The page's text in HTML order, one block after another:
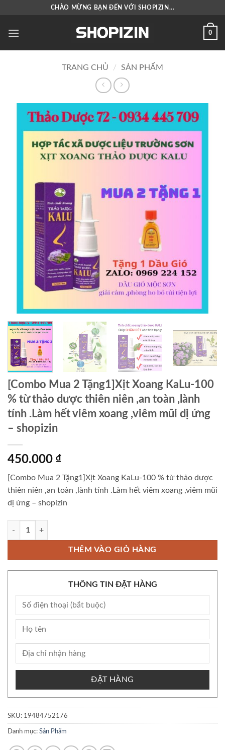
nội
CHÀO MỪNG BẠN ĐẾN VỚI SHOPIZIN...
0
TRANG CHỦ / SẢN PHẨM
[Combo Mua 2 Tặng1]Xịt Xoang KaLu-100
% từ thảo dược thiên niên ,an toàn ,lành
tính .Làm hết viêm xoang ,viêm mũi dị ứng
– shopizin
450.000 ₫
[Combo Mua 2 Tặng1]Xịt Xoang KaLu-100 % từ thảo dược
thiên niên ,an toàn ,lành tính .Làm hết viêm xoang ,viêm mũi
dị ứng – shopizin
[Combo Mua 2 Tặng1]Xịt Xoang KaLu-100 % từ thảo dược thiên
THÊM VÀO GIỎ HÀNG
THÔNG TIN ĐẶT HÀNG
ĐẶT HÀNG
SKU: 19484752176
Danh mục: Sản Phẩm